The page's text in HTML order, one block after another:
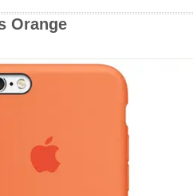
Orange